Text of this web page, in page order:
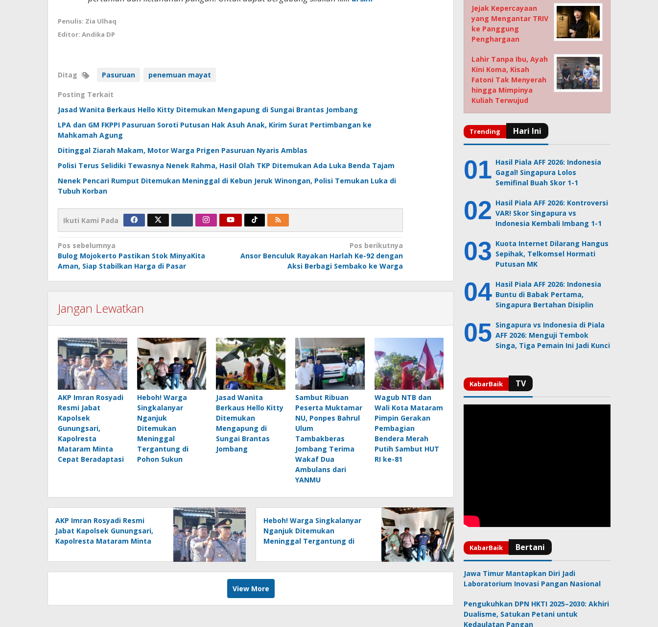
Penulis: Zia Ulhaq
Editor: Andika DP
Ditag Pasuruan penemuan mayat
Posting Terkait
Jasad Wanita Berkaus Hello Kitty Ditemukan Mengapung di Sungai Brantas Jombang
LPA dan GM FKPPI Pasuruan Soroti Putusan Hak Asuh Anak, Kirim Surat Pertimbangan ke
Mahkamah Agung
Ditinggal Ziarah Makam, Motor Warga Prigen Pasuruan Nyaris Amblas
Polisi Terus Selidiki Tewasnya Nenek Rahma, Hasil Olah TKP Ditemukan Ada Luka Benda Tajam
Nenek Pencari Rumput Ditemukan Meninggal di Kebun Jeruk Winongan, Polisi Temukan Luka di
Tubuh Korban
Ikuti Kami Pada
Navigasi
pos
Pos sebelumnya
Bulog Mojokerto Pastikan Stok MinyaKita
Aman, Siap Stabilkan Harga di Pasar
Pos berikutnya
Ansor Benculuk Rayakan Harlah Ke-92 dengan
Aksi Berbagi Sembako ke Warga
Jangan Lewatkan
AKP Imran Rosyadi
Resmi Jabat
Kapolsek
Gunungsari,
Kapolresta
Mataram Minta
Cepat Beradaptasi
Heboh! Warga
Singkalanyar
Nganjuk
Ditemukan
Meninggal
Tergantung di
Pohon Sukun
Jasad Wanita
Berkaus Hello Kitty
Ditemukan
Mengapung di
Sungai Brantas
Jombang
Sambut Ribuan
Peserta Muktamar
NU, Ponpes Bahrul
Ulum
Tambakberas
Jombang Terima
Wakaf Dua
Ambulans dari
YANMU
Wagub NTB dan
Wali Kota Mataram
Pimpin Gerakan
Pembagian
Bendera Merah
Putih Sambut HUT
RI ke-81
AKP Imran Rosyadi Resmi
Jabat Kapolsek Gunungsari,
Kapolresta Mataram Minta
Heboh! Warga Singkalanyar
Nganjuk Ditemukan
Meninggal Tergantung di
View More
Jejak Kepercayaan
yang Mengantar TRIV
ke Panggung
Penghargaan
Lahir Tanpa Ibu, Ayah
Kini Koma, Kisah
Fatoni Tak Menyerah
hingga Mimpinya
Kuliah Terwujud
Hasil Piala AFF 2026: Indonesia
Gagal! Singapura Lolos
Semifinal Buah Skor 1-1
Hasil Piala AFF 2026: Kontroversi
VAR! Skor Singapura vs
Indonesia Kembali Imbang 1-1
Kuota Internet Dilarang Hangus
Sepihak, Telkomsel Hormati
Putusan MK
Hasil Piala AFF 2026: Indonesia
Buntu di Babak Pertama,
Singapura Bertahan Disiplin
Singapura vs Indonesia di Piala
AFF 2026: Menguji Tembok
Singa, Tiga Pemain Ini Jadi Kunci
Jawa Timur Mantapkan Diri Jadi
Laboratorium Inovasi Pangan Nasional
Pengukuhkan DPN HKTI 2025–2030: Akhiri
Dualisme, Satukan Petani untuk
Kedaulatan Pangan